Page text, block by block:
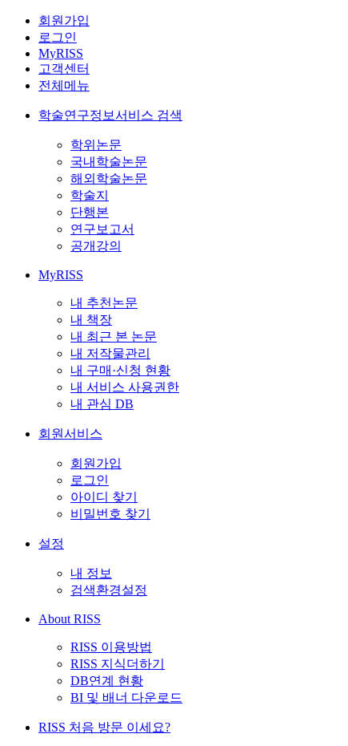
회원가입
로그인
MyRISS
고객센터
전체메뉴
학술연구정보서비스 검색
학위논문
국내학술논문
해외학술논문
학술지
단행본
연구보고서
공개강의
MyRISS
내 추천논문
내 책장
내 최근 본 논문
내 저작물관리
내 구매·신청 현황
내 서비스 사용권한
내 관심 DB
회원서비스
회원가입
로그인
아이디 찾기
비밀번호 찾기
설정
내 정보
검색환경설정
About RISS
RISS 이용방법
RISS 지식더하기
DB연계 현황
BI 및 배너 다운로드
RISS 처음 방문 이세요?